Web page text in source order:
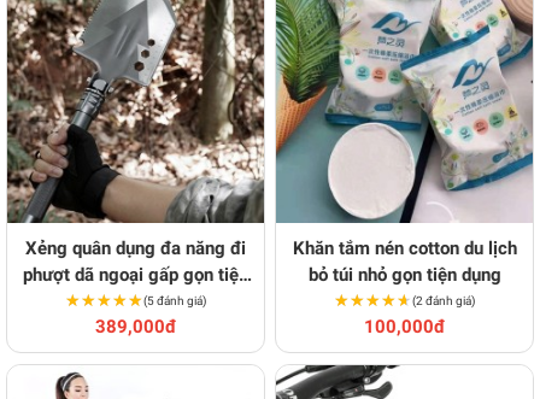
Xẻng quân dụng đa năng đi
phượt dã ngoại gấp gọn tiện
lợi
★★★★★
★★★★★(5 đánh giá)
389,000đ
Khăn tắm nén cotton du lịch
bỏ túi nhỏ gọn tiện dụng
★★★★★
★★★★★(2 đánh giá)
100,000đ